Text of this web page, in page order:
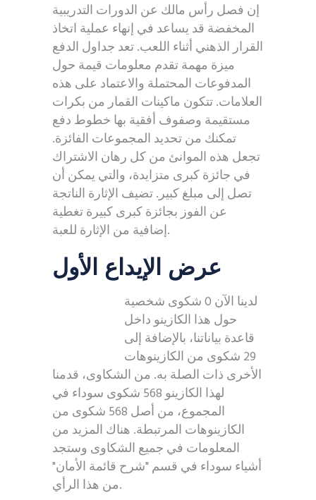
إن فصل رأس مالك عن الدورات التدريبية
المخفضة قد يساعد في إنهاء عملية اتخاذ
القرار الذهني أثناء اللعب. تعد جداول الدفع
ميزة مهمة تقدم معلومات قيمة حول
المدفوعات المحتملة والاعتماد على هذه
العلامات. تتكون ماكينات القمار من بكرات
مستقيمة وصفوف أفقية بها خطوط دفع
تمكنك من تحديد المجموعات الفائزة.
تجعل هذه الموانئ من كل رهان الاشتراك
في جائزة كبرى متزايدة، والتي يمكن أن
تصل إلى مبلغ كبير. تضيف الإثارة الناتجة
عن الفوز بجائزة كبرى كبيرة تغطية
إضافية من الإثارة للعبة.
عرض الإيداع الأول
لدينا الآن 0 شكوى شخصية
حول هذا الكازينو داخل
قاعدة بياناتنا، بالإضافة إلى
29 شكوى من الكازينوهات
الأخرى ذات الصلة به. من الشكاوى، قدمنا
​​لهذا الكازينو 568 شكوى سوداء في
المجموع، من أصل 568 شكوى من
الكازينوهات المرتبطة. هناك المزيد من
المعلومات في جميع الشكاوى وستجد
أشياء سوداء في قسم "شرح قائمة الأمان"
من هذا الرأي.